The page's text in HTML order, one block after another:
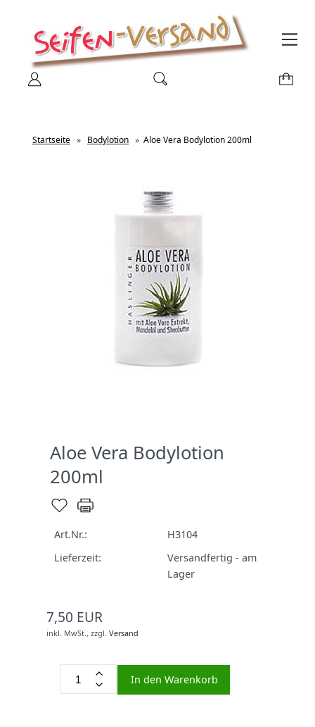
Startseite » Bodylotion » Aloe Vera Bodylotion 200ml
Aloe Vera Bodylotion
200ml
Art.Nr.:
H3104
Lieferzeit:
Versandfertig - am
Lager
7,50 EUR
inkl. MwSt., zzgl. Versand
In den Warenkorb